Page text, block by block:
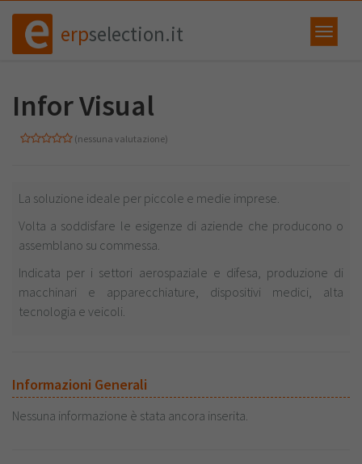
erpselection.it
Infor Visual
(nessuna valutazione)
La soluzione ideale per piccole e medie imprese.​
Volta a soddisfare le esigenze di aziende che producono o
assemblano su commessa.​
Indicata per i settori aerospaziale e difesa, produzione di
macchinari e apparecchiature, dispositivi medici, alta
tecnologia e veicoli.​
Informazioni Generali
Nessuna informazione è stata ancora inserita.